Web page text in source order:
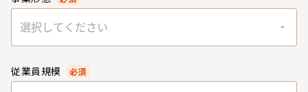
選択してください
従業員規模 必須